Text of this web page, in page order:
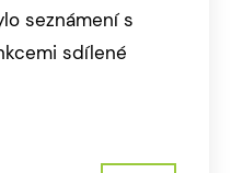
seznámení s
sdílené